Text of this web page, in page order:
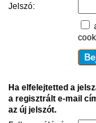
Jelszó:
Ha elfelejtetted a
a regisztrált e-mail
az új jelszót.